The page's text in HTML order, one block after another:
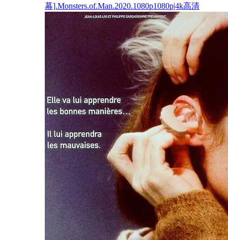
幕].Monsters.of.Man.2020.1080p1080p|4k高清